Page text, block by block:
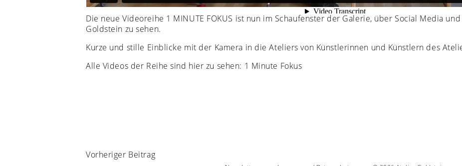
Die neue Videoreihe 1 MINUTE FOKUS ist nun im Schaufenster der Galerie, über Social Media
Goldstein zu sehen.
Kurze und stille Einblicke mit der Kamera in die Ateliers von Künstlerinnen und Künstlern des
Alle Videos der Reihe sind hier zu sehen: 1 Minute Fokus
Vorheriger Beitrag